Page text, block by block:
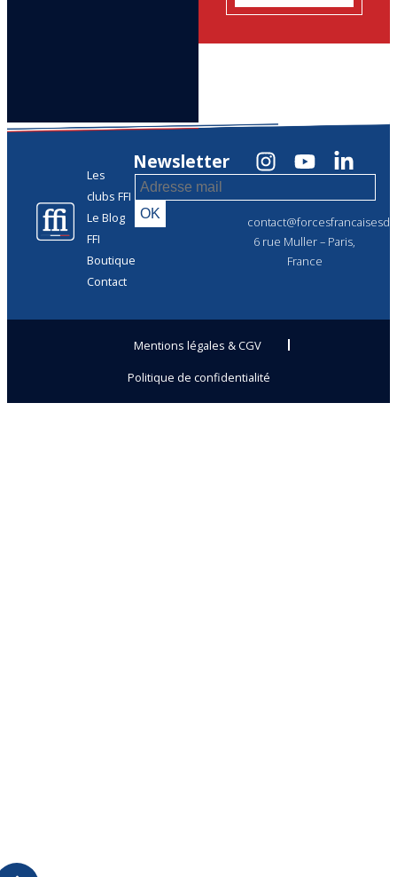
Les
clubs FFI
Le Blog
FFI
Boutique
Contact
6 rue Muller – Paris,
France
Newsletter
Mentions légales & CGV
Politique de confidentialité